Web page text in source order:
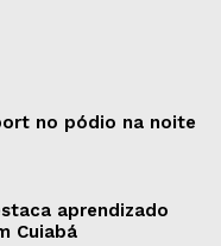
no pódio na noite
aprendizado
Cuiabá